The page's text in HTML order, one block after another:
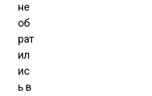
не
об
рат
ил
ис
ь в